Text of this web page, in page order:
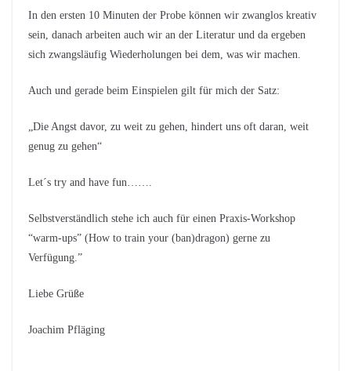
In den ersten 10 Minuten der Probe können wir zwanglos kreativ
sein, danach arbeiten auch wir an der Literatur und da ergeben
sich zwangsläufig Wiederholungen bei dem, was wir machen.
Auch und gerade beim Einspielen gilt für mich der Satz:
„Die Angst davor, zu weit zu gehen, hindert uns oft daran, weit
genug zu gehen“
Let´s try and have fun…….
Selbstverständlich stehe ich auch für einen Praxis-Workshop
“warm-ups” (How to train your (ban)dragon) gerne zu
Verfügung.”
Liebe Grüße
Joachim Pfläging